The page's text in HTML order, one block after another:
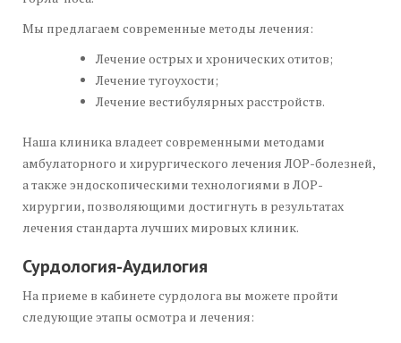
Мы предлагаем современные методы лечения:
Лечение острых и хронических отитов;
Лечение тугоухости;
Лечение вестибулярных расстройств.
Наша клиника владеет современными методами
амбулаторного и хирургического лечения ЛОР-болезней,
а также эндоскопическими технологиями в ЛОР-
хирургии, позволяющими достигнуть в результатах
лечения стандарта лучших мировых клиник.
Сурдология-Аудилогия
На приеме в кабинете сурдолога вы можете пройти
следующие этапы осмотра и лечения: